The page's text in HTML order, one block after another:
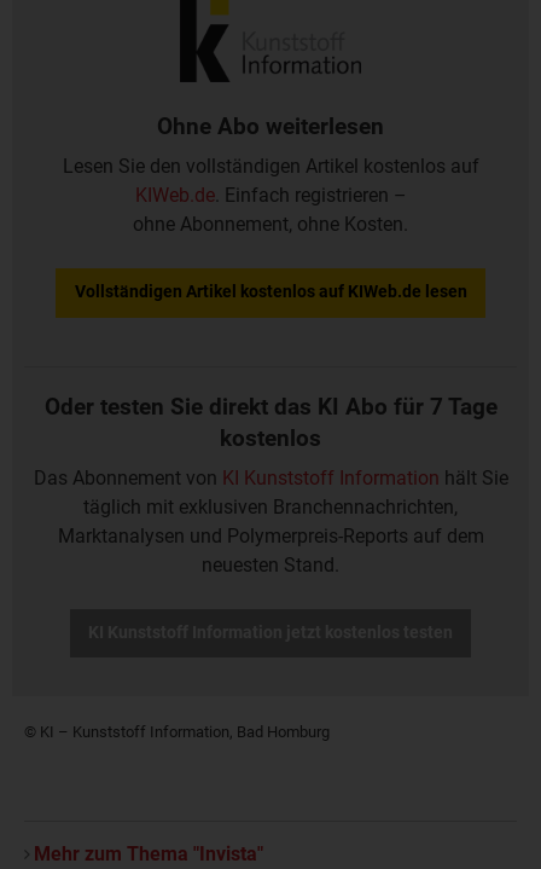
Ohne Abo weiterlesen
Lesen Sie den vollständigen Artikel kostenlos auf
KIWeb.de. Einfach registrieren –
ohne Abonnement, ohne Kosten.
Vollständigen Artikel kostenlos auf KIWeb.de lesen
Oder testen Sie direkt das KI Abo für 7 Tage
kostenlos
Das Abonnement von KI Kunststoff Information hält Sie
täglich mit exklusiven Branchennachrichten,
Marktanalysen und Polymerpreis-Reports auf dem
neuesten Stand.
© KI – Kunststoff Information, Bad Homburg
Mehr zum Thema "Invista"